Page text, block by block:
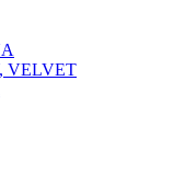
VELVET